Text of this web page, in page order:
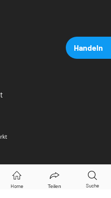
Handeln
AG. Alle Rechte